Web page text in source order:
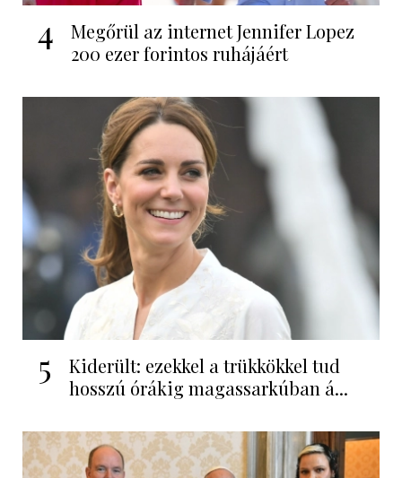
4
Megőrül az internet Jennifer Lopez
200 ezer forintos ruhájáért
5
Kiderült: ezekkel a trükkökkel tud
hosszú órákig magassarkúban á...